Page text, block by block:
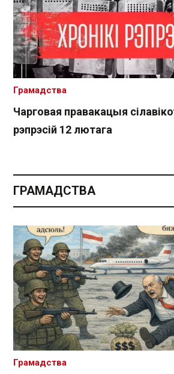
Чарговая правакацыя
рэпрэсій 12 лютага
Грамадства
ГРАМАДСТВА
Грамадства